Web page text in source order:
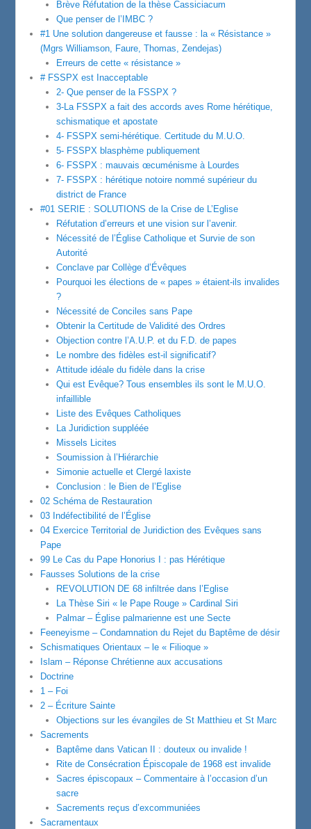
Brève Réfutation de la thèse Cassiciacum
Que penser de l’IMBC ?
#1 Une solution dangereuse et fausse : la « Résistance »
(Mgrs Williamson, Faure, Thomas, Zendejas)
Erreurs de cette « résistance »
# FSSPX est Inacceptable
2- Que penser de la FSSPX ?
3-La FSSPX a fait des accords aves Rome hérétique,
schismatique et apostate
4- FSSPX semi-hérétique. Certitude du M.U.O.
5- FSSPX blasphème publiquement
6- FSSPX : mauvais œcuménisme à Lourdes
7- FSSPX : hérétique notoire nommé supérieur du
district de France
#01 SERIE : SOLUTIONS de la Crise de L’Eglise
Réfutation d’erreurs et une vision sur l’avenir.
Nécessité de l’Église Catholique et Survie de son
Autorité
Conclave par Collège d’Évêques
Pourquoi les élections de « papes » étaient-ils invalides
?
Nécessité de Conciles sans Pape
Obtenir la Certitude de Validité des Ordres
Objection contre l’A.U.P. et du F.D. de papes
Le nombre des fidèles est-il significatif?
Attitude idéale du fidèle dans la crise
Qui est Evêque? Tous ensembles ils sont le M.U.O.
infaillible
Liste des Evêques Catholiques
La Juridiction suppléée
Missels Licites
Soumission à l’Hiérarchie
Simonie actuelle et Clergé laxiste
Conclusion : le Bien de l’Eglise
02 Schéma de Restauration
03 Indéfectibilité de l’Église
04 Exercice Territorial de Juridiction des Evêques sans
Pape
99 Le Cas du Pape Honorius I : pas Hérétique
Fausses Solutions de la crise
REVOLUTION DE 68 infiltrée dans l’Eglise
La Thèse Siri « le Pape Rouge » Cardinal Siri
Palmar – Église palmarienne est une Secte
Feeneyisme – Condamnation du Rejet du Baptême de désir
Schismatiques Orientaux – le « Filioque »
Islam – Réponse Chrétienne aux accusations
Doctrine
1 – Foi
2 – Écriture Sainte
Objections sur les évangiles de St Matthieu et St Marc
Sacrements
Baptême dans Vatican II : douteux ou invalide !
Rite de Consécration Épiscopale de 1968 est invalide
Sacres épiscopaux – Commentaire à l’occasion d’un
sacre
Sacrements reçus d’excommuniées
Sacramentaux